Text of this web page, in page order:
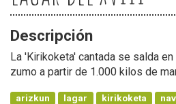
Descripción
La 'Kirikoketa' cantada se salda
zumo a partir de 1.000 kilos de
arizkun lagar kirikoketa